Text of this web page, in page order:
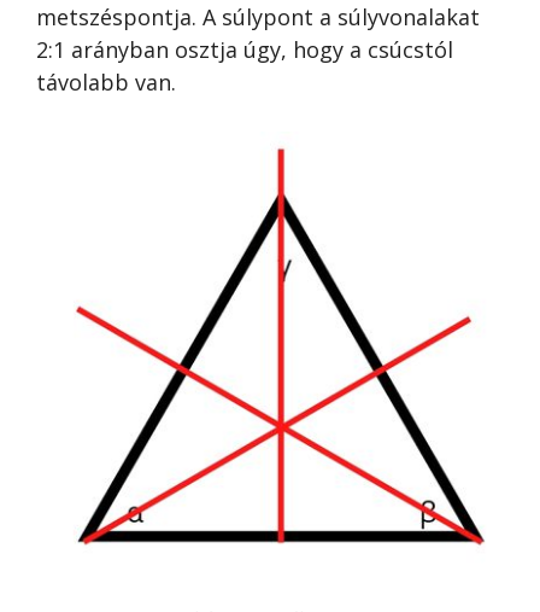
metszéspontja. A súlypont a súlyvonalakat
2:1 arányban osztja úgy, hogy a csúcstól
távolabb van.